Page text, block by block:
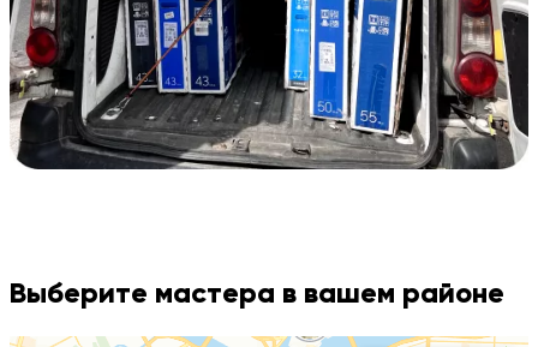
Выберите мастера в вашем районе